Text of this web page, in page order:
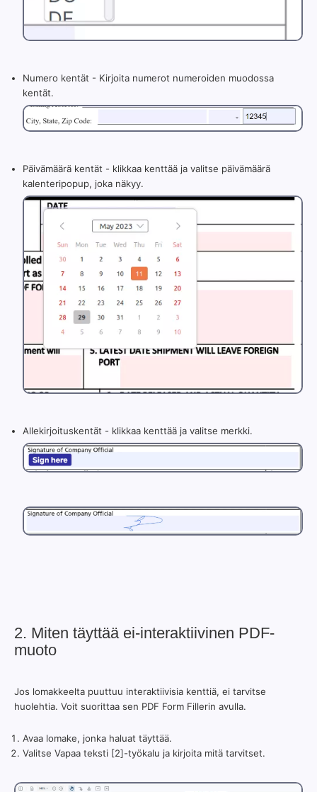
Numero kentät - Kirjoita numerot numeroiden muodossa
kentät.
Päivämäärä kentät - klikkaa kenttää ja valitse päivämäärä
kalenteripopup, joka näkyy.
Allekirjoituskentät - klikkaa kenttää ja valitse merkki.
2. Miten täyttää ei-interaktiivinen PDF-
muoto
Jos lomakkeelta puuttuu interaktiivisia kenttiä, ei tarvitse
huolehtia. Voit suorittaa sen PDF Form Fillerin avulla.
Avaa lomake, jonka haluat täyttää.
Valitse Vapaa teksti [2]-työkalu ja kirjoita mitä tarvitset.